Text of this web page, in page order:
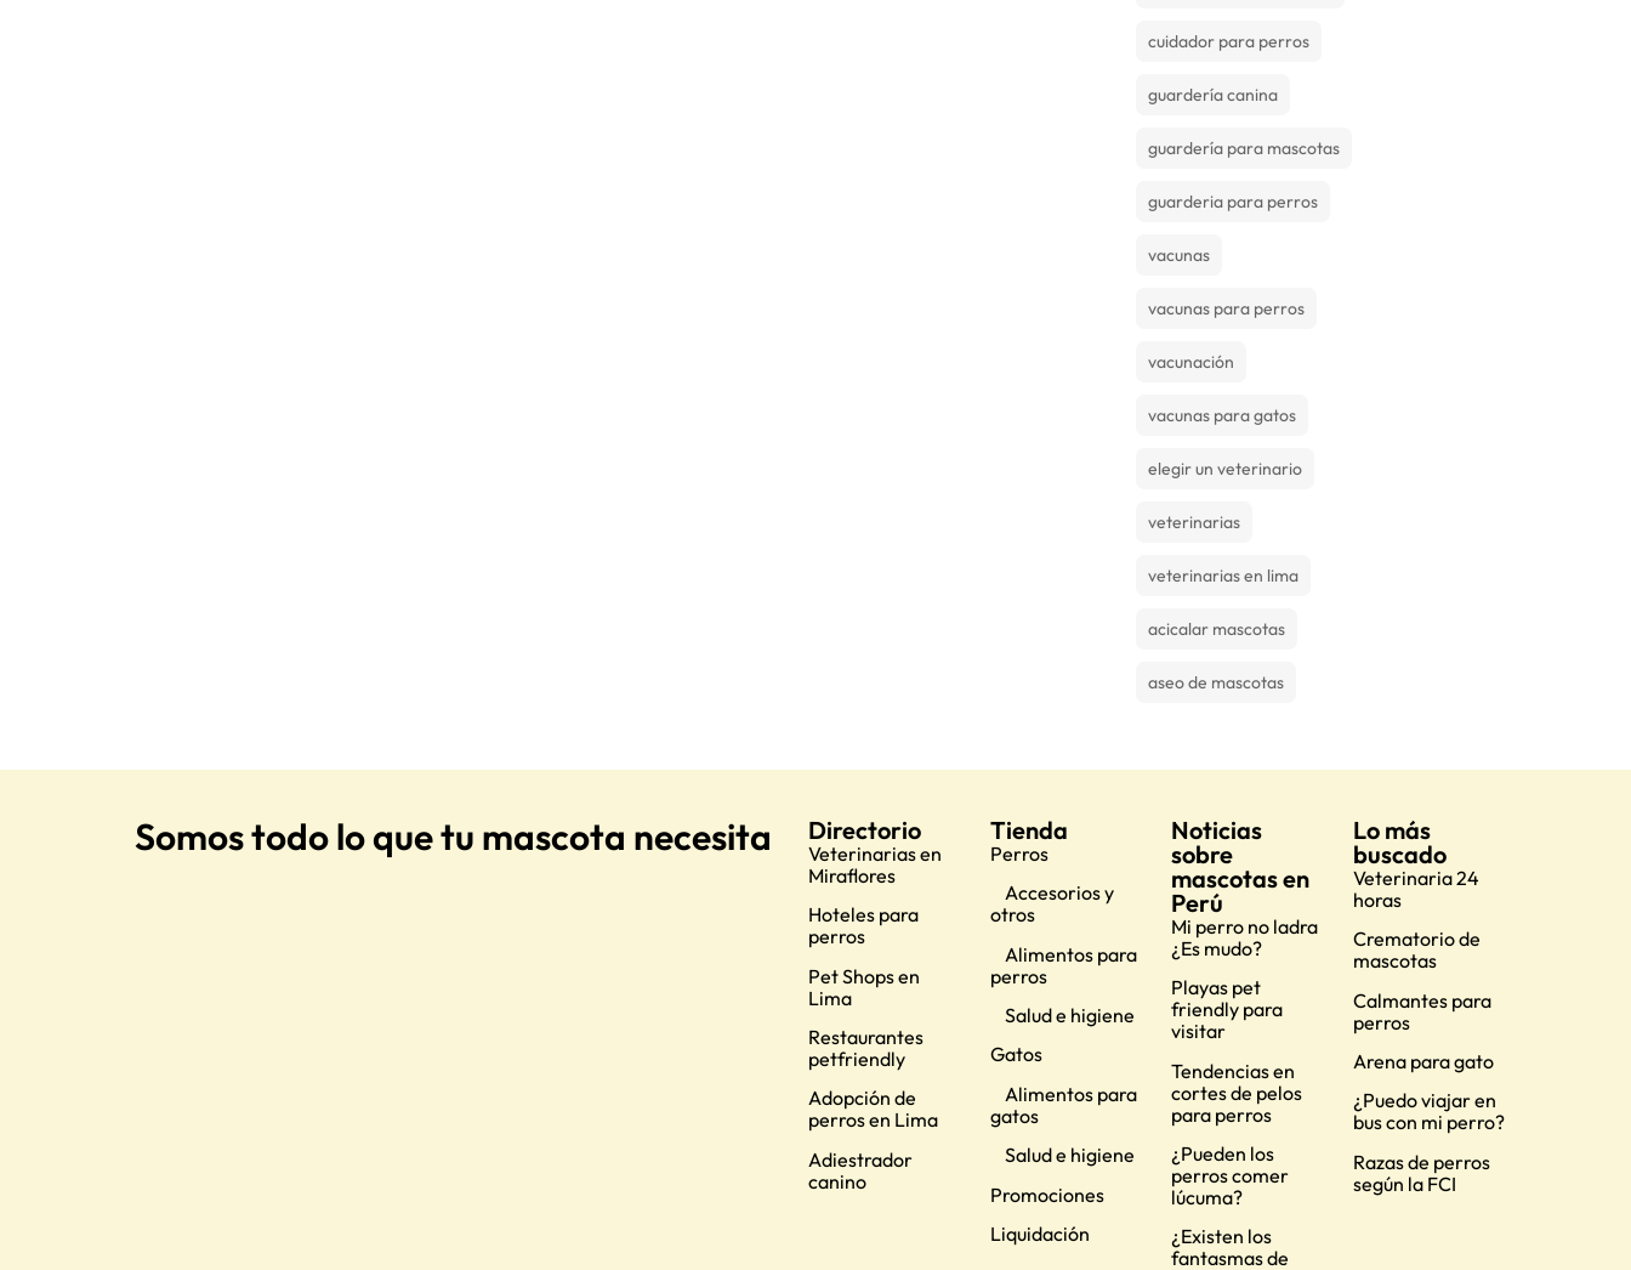
cuidador para perros
guardería canina
guardería para mascotas
guarderia para perros
vacunas
vacunas para perros
vacunación
vacunas para gatos
elegir un veterinario
veterinarias
veterinarias en lima
acicalar mascotas
aseo de mascotas
Somos todo lo que tu mascota necesita Directorio
Veterinarias en
Miraflores
Hoteles para
perros
Pet Shops en
Lima
Restaurantes
petfriendly
Adopción de
perros en Lima
Adiestrador
canino
Tienda
Perros
Accesorios y
otros
Alimentos para
perros
Salud e higiene
Gatos
Alimentos para
gatos
Salud e higiene
Promociones
Liquidación
Noticias
sobre
mascotas en
Perú
Mi perro no ladra
¿Es mudo?
Playas pet
friendly para
visitar
Tendencias en
cortes de pelos
para perros
¿Pueden los
perros comer
lúcuma?
¿Existen los
fantasmas de
Lo más
buscado
Veterinaria 24
horas
Crematorio de
mascotas
Calmantes para
perros
Arena para gato
¿Puedo viajar en
bus con mi perro?
Razas de perros
según la FCI